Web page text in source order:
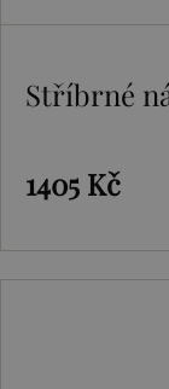
Stříbrné
1405 Kč